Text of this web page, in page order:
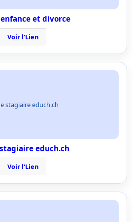
et divorce
Voir l'Lien
stagiaire educh.ch
educh.ch
Voir l'Lien